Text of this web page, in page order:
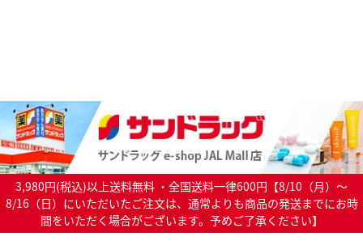
3,980円(税込)以上送料無料 ・全国送料一律600円【8/10（月）～
8/16（日）にいただいたご注文は、通常よりも商品の発送までにお時
間をいただく場合がございます。予めご了承ください】